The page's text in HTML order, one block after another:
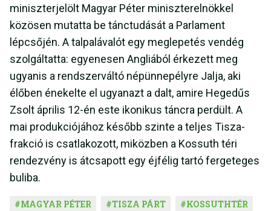
miniszterjelölt Magyar Péter miniszterelnökkel
közösen mutatta be tánctudását a Parlament
lépcsőjén. A talpalávalót egy meglepetés vendég
szolgáltatta: egyenesen Angliából érkezett meg
ugyanis a rendszerváltó népünnepélyre Jalja, aki
élőben énekelte el ugyanazt a dalt, amire Hegedűs
Zsolt április 12-én este ikonikus táncra perdült. A
mai produkciójához később szinte a teljes Tisza-
frakció is csatlakozott, miközben a Kossuth téri
rendezvény is átcsapott egy éjfélig tartó fergeteges
buliba.
#MAGYAR PÉTER #TISZA PÁRT #KOSSUTHTÉR